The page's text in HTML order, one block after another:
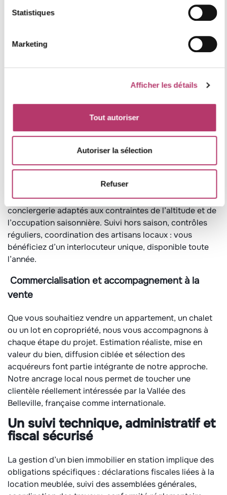
Statistiques
Marketing
Afficher les détails
Tout autoriser
Autoriser la sélection
Refuser
et personnalisés
bien, de la mise en location à la restitution après séjour.
Cela inclut la commercialisation, l’accueil des locataires,
ainsi que le suivi des éventuelles interventions
techniques. L’objectif est double : sécuriser vos revenus
locatifs et préserver la qualité de votre logement dans
Conciergerieet services aux propriétaires
Parce qu’un bien en station nécessite une attention
particulière, nous proposons des services de
conciergerie adaptés aux contraintes de l’altitude et de
l’occupation saisonnière. Suivi hors saison, contrôles
réguliers, coordination des artisans locaux : vous
bénéficiez d’un interlocuteur unique, disponible toute
l’année.
Commercialisation et accompagnement à la
vente
Que vous souhaitiez vendre un appartement, un chalet
ou un lot en copropriété, nous vous accompagnons à
chaque étape du projet. Estimation réaliste, mise en
valeur du bien, diffusion ciblée et sélection des
acquéreurs font partie intégrante de notre approche.
Notre ancrage local nous permet de toucher une
clientèle réellement intéressée par la Vallée des
Belleville, française comme internationale.
Un suivi technique, administratif et
fiscal sécurisé
La gestion d’un bien immobilier en station implique des
obligations spécifiques : déclarations fiscales liées à la
location meublée, suivi des assemblées générales,